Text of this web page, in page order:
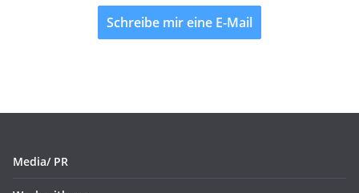
Schreibe mir eine E-Mail
Media/ PR